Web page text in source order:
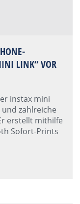
LINK“ VOR
instax mini
zahlreiche
erstellt mithilfe
Sofort-Prints